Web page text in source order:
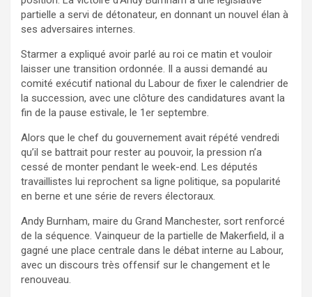
partielle a servi de détonateur, en donnant un nouvel élan à
ses adversaires internes.
Starmer a expliqué avoir parlé au roi ce matin et vouloir
laisser une transition ordonnée. Il a aussi demandé au
comité exécutif national du Labour de fixer le calendrier de
la succession, avec une clôture des candidatures avant la
fin de la pause estivale, le 1er septembre.
Alors que le chef du gouvernement avait répété vendredi
qu’il se battrait pour rester au pouvoir, la pression n’a
cessé de monter pendant le week-end. Les députés
travaillistes lui reprochent sa ligne politique, sa popularité
en berne et une série de revers électoraux.
Andy Burnham, maire du Grand Manchester, sort renforcé
de la séquence. Vainqueur de la partielle de Makerfield, il a
gagné une place centrale dans le débat interne au Labour,
avec un discours très offensif sur le changement et le
renouveau.